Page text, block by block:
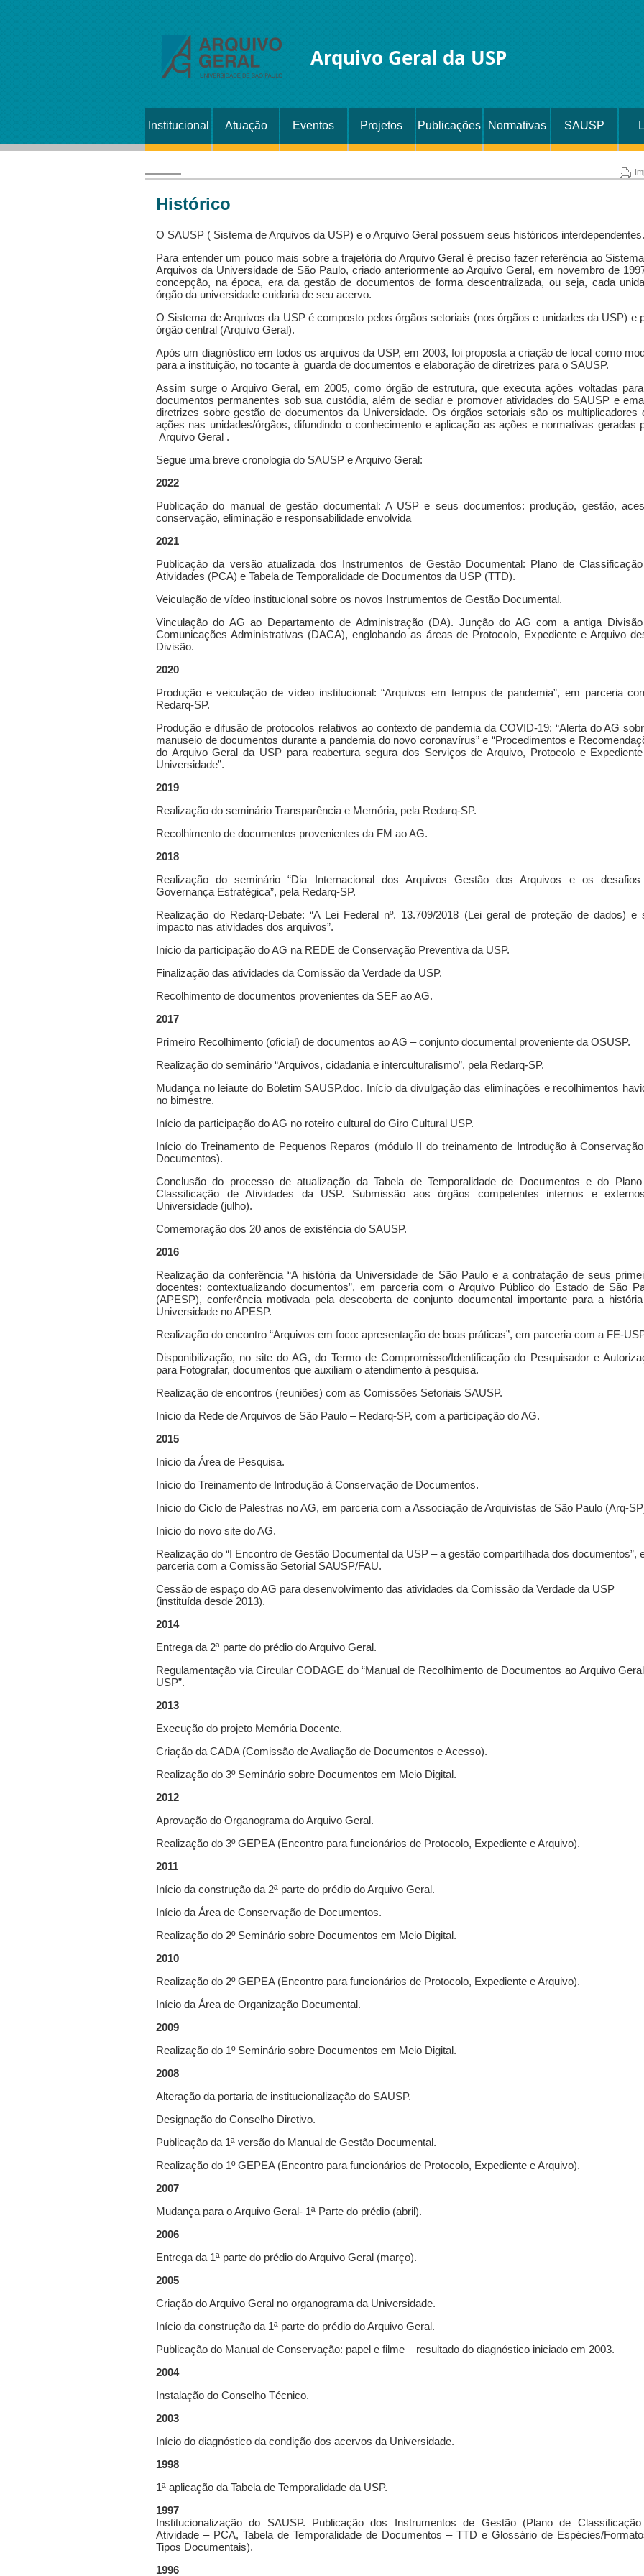
Arquivo Geral da USP
Institucional Atuação Eventos Projetos Publicações Normativas SAUSP
Histórico
O SAUSP ( Sistema de Arquivos da USP) e o Arquivo Geral possuem seus históricos interdependentes.
Para entender um pouco mais sobre a trajetória do Arquivo Geral é preciso fazer referência ao
Arquivos da Universidade de São Paulo, criado anteriormente ao Arquivo Geral, em novembro de
concepção, na época, era da gestão de documentos de forma descentralizada, ou seja, cada
órgão da universidade cuidaria de seu acervo.
O Sistema de Arquivos da USP é composto pelos órgãos setoriais (nos órgãos e unidades da USP) e
órgão central (Arquivo Geral).
Após um diagnóstico em todos os arquivos da USP, em 2003, foi proposta a criação de local como
para a instituição, no tocante à guarda de documentos e elaboração de diretrizes para o SAUSP.
Assim surge o Arquivo Geral, em 2005, como órgão de estrutura, que executa ações voltadas
documentos permanentes sob sua custódia, além de sediar e promover atividades do SAUSP e
diretrizes sobre gestão de documentos da Universidade. Os órgãos setoriais são os multiplicadores
ações nas unidades/órgãos, difundindo o conhecimento e aplicação as ações e normativas geradas
Arquivo Geral .
Segue uma breve cronologia do SAUSP e Arquivo Geral:
2022
Publicação do manual de gestão documental: A USP e seus documentos: produção, gestão,
conservação, eliminação e responsabilidade envolvida
2021
Publicação da versão atualizada dos Instrumentos de Gestão Documental: Plano de
Atividades (PCA) e Tabela de Temporalidade de Documentos da USP (TTD).
Veiculação de vídeo institucional sobre os novos Instrumentos de Gestão Documental.
Vinculação do AG ao Departamento de Administração (DA). Junção do AG com a antiga
Comunicações Administrativas (DACA), englobando as áreas de Protocolo, Expediente e Arquivo
Divisão.
2020
Produção e veiculação de vídeo institucional: “Arquivos em tempos de pandemia”, em parceria
Redarq-SP.
Produção e difusão de protocolos relativos ao contexto de pandemia da COVID-19: “Alerta do AG
manuseio de documentos durante a pandemia do novo coronavírus” e “Procedimentos e
do Arquivo Geral da USP para reabertura segura dos Serviços de Arquivo, Protocolo e
Universidade”.
2019
Realização do seminário Transparência e Memória, pela Redarq-SP.
Recolhimento de documentos provenientes da FM ao AG.
2018
Realização do seminário “Dia Internacional dos Arquivos Gestão dos Arquivos e os
Governança Estratégica”, pela Redarq-SP.
Realização do Redarq-Debate: “A Lei Federal nº. 13.709/2018 (Lei geral de proteção de dados) e
impacto nas atividades dos arquivos”.
Início da participação do AG na REDE de Conservação Preventiva da USP.
Finalização das atividades da Comissão da Verdade da USP.
Recolhimento de documentos provenientes da SEF ao AG.
2017
Primeiro Recolhimento (oficial) de documentos ao AG – conjunto documental proveniente da OSUSP.
Realização do seminário “Arquivos, cidadania e interculturalismo”, pela Redarq-SP.
Mudança no leiaute do Boletim SAUSP.doc. Início da divulgação das eliminações e recolhimentos
no bimestre.
Início da participação do AG no roteiro cultural do Giro Cultural USP.
Início do Treinamento de Pequenos Reparos (módulo II do treinamento de Introdução à
Documentos).
Conclusão do processo de atualização da Tabela de Temporalidade de Documentos e do
Classificação de Atividades da USP. Submissão aos órgãos competentes internos e
Universidade (julho).
Comemoração dos 20 anos de existência do SAUSP.
2016
Realização da conferência “A história da Universidade de São Paulo e a contratação de seus
docentes: contextualizando documentos”, em parceria com o Arquivo Público do Estado de São
(APESP), conferência motivada pela descoberta de conjunto documental importante para a
Universidade no APESP.
Realização do encontro “Arquivos em foco: apresentação de boas práticas”, em parceria com a FE-
Disponibilização, no site do AG, do Termo de Compromisso/Identificação do Pesquisador e
para Fotografar, documentos que auxiliam o atendimento à pesquisa.
Realização de encontros (reuniões) com as Comissões Setoriais SAUSP.
Início da Rede de Arquivos de São Paulo – Redarq-SP, com a participação do AG.
2015
Início da Área de Pesquisa.
Início do Treinamento de Introdução à Conservação de Documentos.
Início do Ciclo de Palestras no AG, em parceria com a Associação de Arquivistas de São Paulo (Arq-
Início do novo site do AG.
Realização do “I Encontro de Gestão Documental da USP – a gestão compartilhada dos documentos”,
parceria com a Comissão Setorial SAUSP/FAU.
Cessão de espaço do AG para desenvolvimento das atividades da Comissão da Verdade da USP
(instituída desde 2013).
2014
Entrega da 2ª parte do prédio do Arquivo Geral.
Regulamentação via Circular CODAGE do “Manual de Recolhimento de Documentos ao Arquivo
USP”.
2013
Execução do projeto Memória Docente.
Criação da CADA (Comissão de Avaliação de Documentos e Acesso).
Realização do 3º Seminário sobre Documentos em Meio Digital.
2012
Aprovação do Organograma do Arquivo Geral.
Realização do 3º GEPEA (Encontro para funcionários de Protocolo, Expediente e Arquivo).
2011
Início da construção da 2ª parte do prédio do Arquivo Geral.
Início da Área de Conservação de Documentos.
Realização do 2º Seminário sobre Documentos em Meio Digital.
2010
Realização do 2º GEPEA (Encontro para funcionários de Protocolo, Expediente e Arquivo).
Início da Área de Organização Documental.
2009
Realização do 1º Seminário sobre Documentos em Meio Digital.
2008
Alteração da portaria de institucionalização do SAUSP.
Designação do Conselho Diretivo.
Publicação da 1ª versão do Manual de Gestão Documental.
Realização do 1º GEPEA (Encontro para funcionários de Protocolo, Expediente e Arquivo).
2007
Mudança para o Arquivo Geral- 1ª Parte do prédio (abril).
2006
Entrega da 1ª parte do prédio do Arquivo Geral (março).
2005
Criação do Arquivo Geral no organograma da Universidade.
Início da construção da 1ª parte do prédio do Arquivo Geral.
Publicação do Manual de Conservação: papel e filme – resultado do diagnóstico iniciado em 2003.
2004
Instalação do Conselho Técnico.
2003
Início do diagnóstico da condição dos acervos da Universidade.
1998
1ª aplicação da Tabela de Temporalidade da USP.
1997
Institucionalização do SAUSP. Publicação dos Instrumentos de Gestão (Plano de
Atividade – PCA, Tabela de Temporalidade de Documentos – TTD e Glossário de Espécies/
Tipos Documentais).
1996